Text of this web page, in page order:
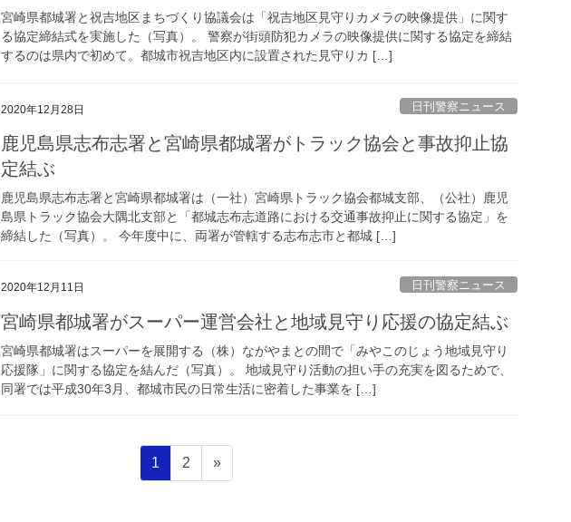
宮崎県都城署と祝吉地区まちづくり協議会は「祝吉地区見守りカメラの映像提供」に関す
る協定締結式を実施した（写真）。 警察が街頭防犯カメラの映像提供に関する協定を締結
するのは県内で初めて。都城市祝吉地区内に設置された見守りカ […]
2020年12月28日 日刊警察ニュース
鹿児島県志布志署と宮崎県都城署がトラック協会と事故抑止協
定結ぶ
鹿児島県志布志署と宮崎県都城署は（一社）宮崎県トラック協会都城支部、（公社）鹿児
島県トラック協会大隅北支部と「都城志布志道路における交通事故抑止に関する協定」を
締結した（写真）。 今年度中に、両署が管轄する志布志市と都城 […]
2020年12月11日 日刊警察ニュース
宮崎県都城署がスーパー運営会社と地域見守り応援の協定結ぶ
宮崎県都城署はスーパーを展開する（株）ながやまとの間で「みやこのじょう地域見守り
応援隊」に関する協定を結んだ（写真）。 地域見守り活動の担い手の充実を図るためで、
同署では平成30年3月、都城市民の日常生活に密着した事業を […]
固
定
1
固
定
2 »